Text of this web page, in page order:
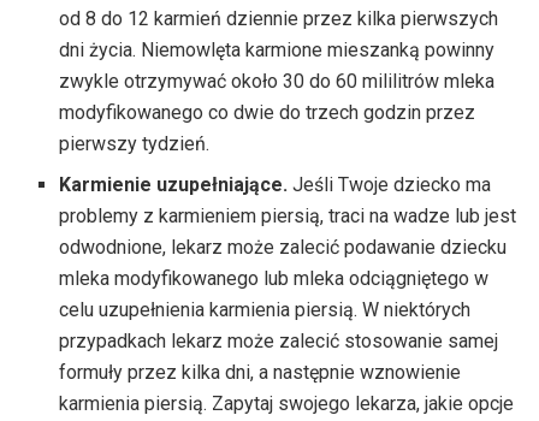
od 8 do 12 karmień dziennie przez kilka pierwszych
dni życia. Niemowlęta karmione mieszanką powinny
zwykle otrzymywać około 30 do 60 mililitrów mleka
modyfikowanego co dwie do trzech godzin przez
pierwszy tydzień.
Karmienie uzupełniające. Jeśli Twoje dziecko ma
problemy z karmieniem piersią, traci na wadze lub jest
odwodnione, lekarz może zalecić podawanie dziecku
mleka modyfikowanego lub mleka odciągniętego w
celu uzupełnienia karmienia piersią. W niektórych
przypadkach lekarz może zalecić stosowanie samej
formuły przez kilka dni, a następnie wznowienie
karmienia piersią. Zapytaj swojego lekarza, jakie opcje